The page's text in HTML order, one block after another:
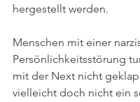
hergestellt werden.
Menschen mit einer
Persönlichkeitsstörung
mit der Next nicht
vielleicht doch nicht ein